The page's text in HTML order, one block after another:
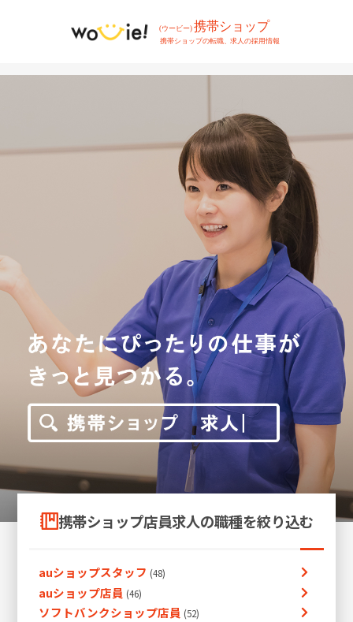
携帯ショップ店員求人の職種を絞り込む
auショップスタッフ
auショップ店員
ソフトバンクショップ店員